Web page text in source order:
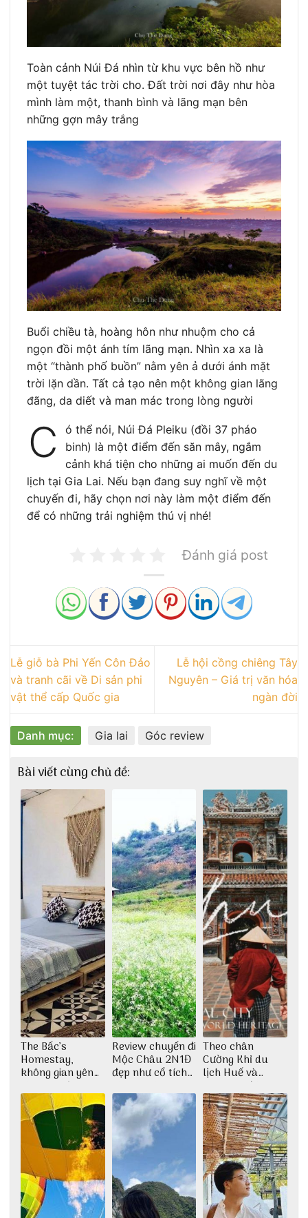
Toàn cảnh Núi Đá nhìn từ khu vực bên hồ như
một tuyệt tác trời cho. Đất trời nơi đây như hòa
mình làm một, thanh bình và lãng mạn bên
những gợn mây trắng
Buổi chiều tà, hoàng hôn như nhuộm cho cả
ngọn đồi một ánh tím lãng mạn. Nhìn xa xa là
một “thành phố buồn” nằm yên ả dưới ánh mặt
trời lặn dần. Tất cả tạo nên một không gian lãng
đãng, da diết và man mác trong lòng người
C
ó thể nói, Núi Đá Pleiku (đồi 37 pháo
binh) là một điểm đến săn mây, ngắm
cảnh khá tiện cho những ai muốn đến du
lịch tại Gia Lai. Nếu bạn đang suy nghĩ về một
chuyến đi, hãy chọn nơi này làm một điểm đến
để có những trải nghiệm thú vị nhé!
Đánh giá post
Lễ giỗ bà Phi Yến Côn Đảo
và tranh cãi về Di sản phi
vật thể cấp Quốc gia
Lễ hội cồng chiêng Tây
Nguyên – Giá trị văn hóa
ngàn đời
Danh mục: Gia lai Góc review
Bài viết cùng chủ đề:
The Bấc’s
Homestay,
không gian yên
bình tại Hòn Sơn
Review chuyến đi
Mộc Châu 2N1Đ
đẹp như cổ tích
Thu Hà
Theo chân
Cường Khỉ du
lịch Huế và
check-in đúng
những góc chụp
đẹp